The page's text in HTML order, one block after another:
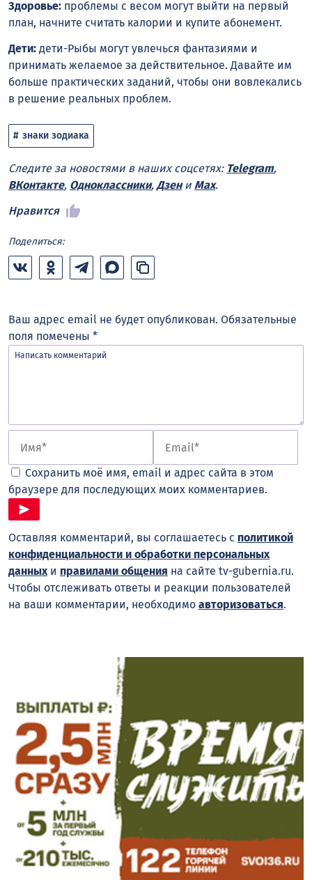
Здоровье: проблемы с весом могут выйти на первый
план, начните считать калории и купите абонемент.
Дети: дети-Рыбы могут увлечься фантазиями и
принимать желаемое за действительное. Давайте им
больше практических заданий, чтобы они вовлекались
в решение реальных проблем.
знаки зодиака
Следите за новостями в наших соцсетях: Telegram,
ВКонтакте, Одноклассники, Дзени Max.
Нравится
Поделиться:
Ваш адрес email не будет опубликован. Обязательные
поля помечены *
Сохранить моё имя, email и адрес сайта в этом
браузере для последующих моих комментариев.
Оставляя комментарий, вы соглашаетесь с политикой
конфиденциальности и обработки персональных
данныхи правилами общения на сайте tv-gubernia.ru.
Чтобы отслеживать ответы и реакции пользователей
на ваши комментарии, необходимо авторизоваться.